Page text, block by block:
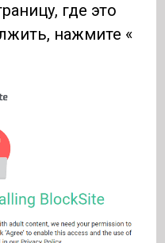
где это
нажмите «